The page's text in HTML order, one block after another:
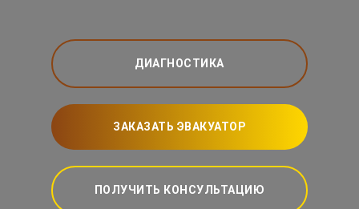
ДИАГНОСТИКА
ЗАКАЗАТЬ ЭВАКУАТОР
ПОЛУЧИТЬ КОНСУЛЬТАЦИЮ